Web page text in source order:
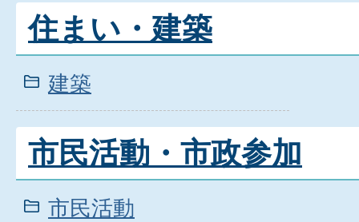
住まい・建築
建築
市民活動・市政参加
市民活動